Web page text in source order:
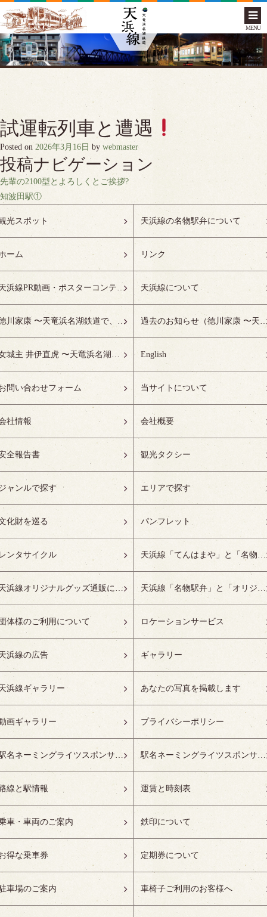
MENU
試運転列車と遭遇
Posted on 2026年3月16日 by webmaster
投稿ナビゲーション
先輩の2100型とよろしくとご挨拶?
知波田駅①
光スポット 天浜線の名物駅弁について
ーム リンク
天浜線PR動画・ポスターコンテスト受賞作品特設ページ 天浜線について
徳川家康 〜天竜浜名湖鉄道で、徳川ゆかりの地へ！〜 過去のお知らせ（徳川家康 〜天竜浜名湖鉄道で、
女城主 井伊直虎 〜天竜浜名湖鉄道で、井の国へ！〜 English
問い合わせフォーム 当サイトについて
社情報 会社概要
全報告書 観光タクシー
ャンルで探す エリアで探す
化財を巡る パンフレット
ンタサイクル 天浜線「てんはまや」と「名物駅弁」について
天浜線オリジナルグッズ通販について 天浜線「名物駅弁」と「オリジナルグッズ」
体様のご利用について ロケーションサービス
浜線の広告 ギャラリー
浜線ギャラリー あなたの写真を掲載します
画ギャラリー プライバシーポリシー
駅名ネーミングライツスポンサーの募集開始 駅名ネーミングライツスポンサー紹介
線と駅情報 運賃と時刻表
車・車両のご案内 鉄印について
得な乗車券 定期券について
車場のご案内 車椅子ご利用のお客様へ